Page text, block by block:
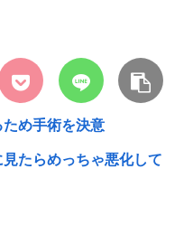
め手術を決意
たらめっちゃ悪化して